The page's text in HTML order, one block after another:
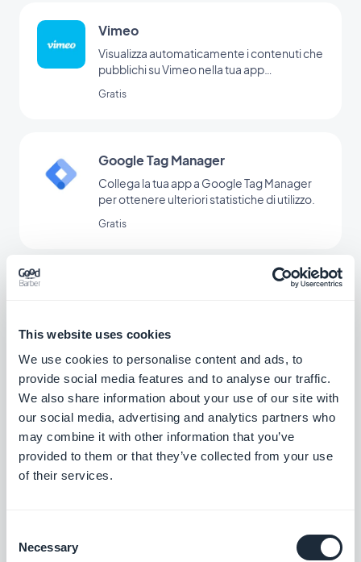
This website uses cookies
We use cookies to personalise content and ads, to
provide social media features and to analyse our traffic.
We also share information about your use of our site with
our social media, advertising and analytics partners who
may combine it with other information that you’ve
provided to them or that they’ve collected from your use
of their services.
Selection
Necessary
Vimeo
Visualizza automaticamente i contenuti che
pubblichi su Vimeo nella tua app
una sincronizzazione in tempo reale delle
Gratis
Google Tag Manager
Collega la tua app a Google Tag Manager
per ottenere ulteriori statistiche di utilizzo.
Gratis
Gratis
Meta Pixel & App Events
Integra Meta Pixel (ex Facebook Pixel) e
Facebook Event Analytics SDK nella tua
app per analizzare il comportamento dei
Gratis